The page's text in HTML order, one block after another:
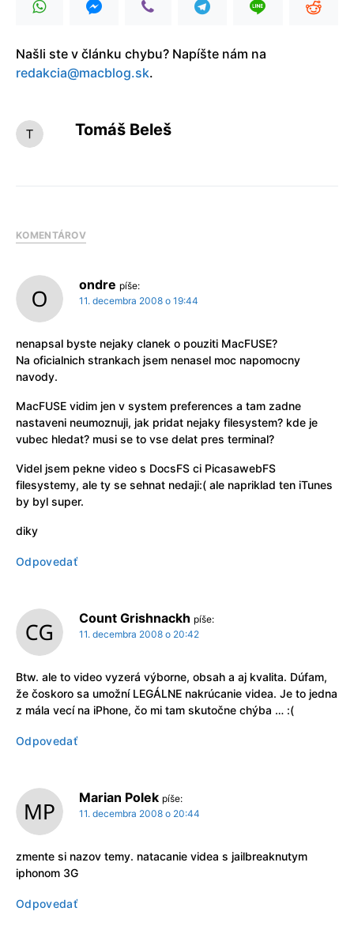
Našli ste v článku chybu? Napíšte nám na
redakcia@macblog.sk.
Tomáš Beleš
KOMENTÁROV
ondre píše:
11. decembra 2008 o 19:44
nenapsal byste nejaky clanek o pouziti MacFUSE?
Na oficialnich strankach jsem nenasel moc napomocny
navody.
MacFUSE vidim jen v system preferences a tam zadne
nastaveni neumoznuji, jak pridat nejaky filesystem? kde je
vubec hledat? musi se to vse delat pres terminal?
Videl jsem pekne video s DocsFS ci PicasawebFS
filesystemy, ale ty se sehnat nedaji:( ale napriklad ten iTunes
by byl super.
diky
Odpovedať
Count Grishnackh píše:
11. decembra 2008 o 20:42
Btw. ale to video vyzerá výborne, obsah a aj kvalita. Dúfam,
že čoskoro sa umožní LEGÁLNE nakrúcanie videa. Je to jedna
z mála vecí na iPhone, čo mi tam skutočne chýba … :(
Odpovedať
Marian Polek píše:
11. decembra 2008 o 20:44
zmente si nazov temy. natacanie videa s jailbreaknutym
iphonom 3G
Odpovedať